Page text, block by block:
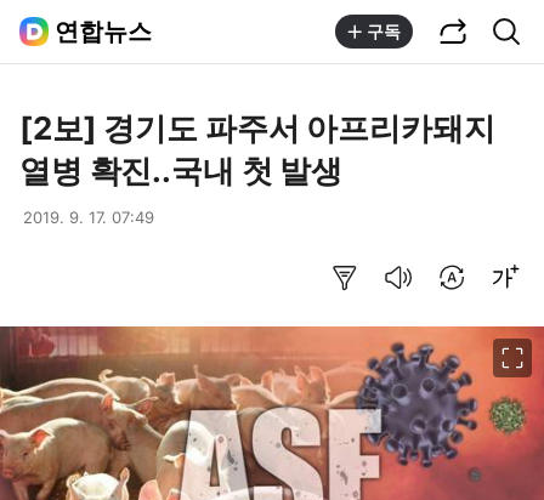
연합뉴스 구독
[2보] 경기도 파주서 아프리카돼지
열병 확진..국내 첫 발생
2019. 9. 17. 07:49